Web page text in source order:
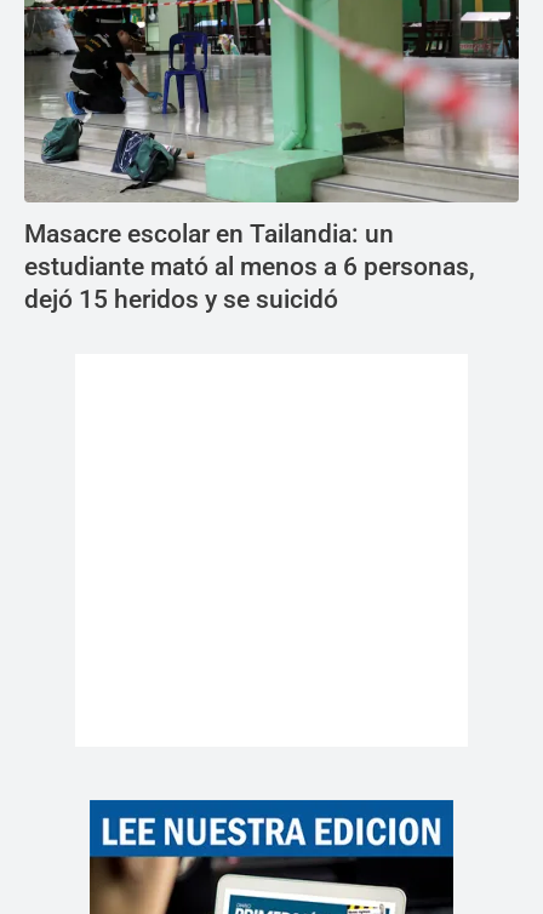
Masacre escolar en Tailandia: un
estudiante mató al menos a 6 personas,
dejó 15 heridos y se suicidó